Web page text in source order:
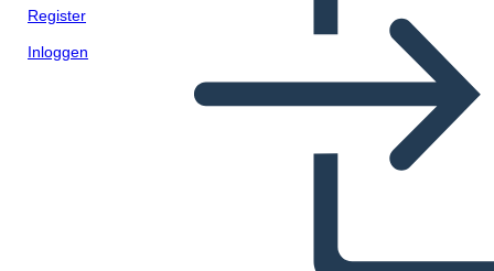
Register
Inloggen
L'unico e Solo Ivan